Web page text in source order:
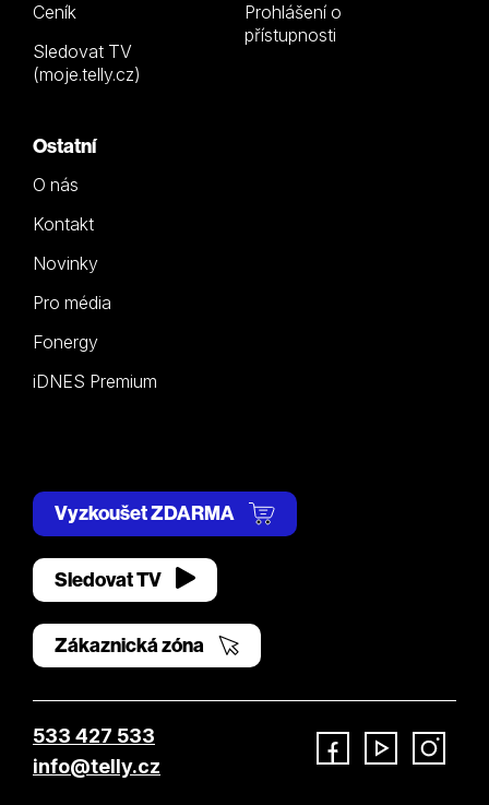
Ceník
Sledovat TV
(moje.telly.cz)
Prohlášení o
přístupnosti
Ostatní
O nás
Kontakt
Novinky
Pro média
Fonergy
iDNES Premium
Vyzkoušet ZDARMA
Sledovat TV
Zákaznická zóna
533 427 533
info@telly.cz